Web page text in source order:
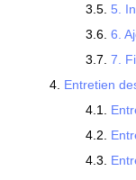
5.
6.
7.
Entretien